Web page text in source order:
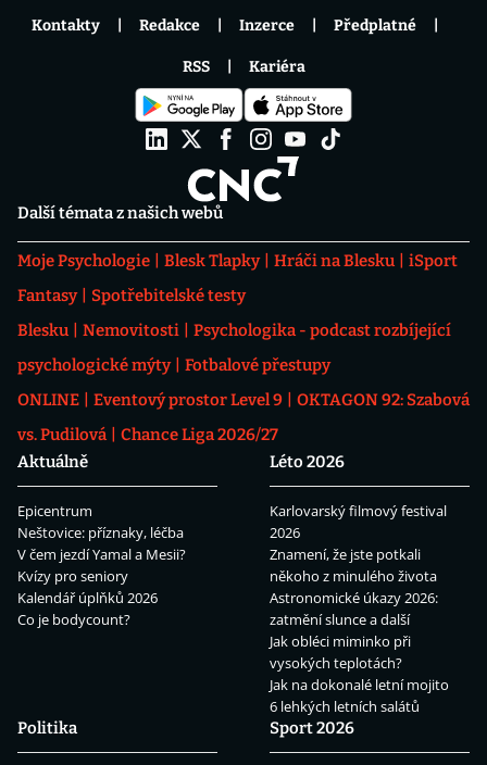
Další témata z našich webů
Moje Psychologie Blesk Tlapky Hráči na Blesku
iSport
Fantasy
Spotřebitelské testy
Blesku
Nemovitosti
Psychologika - podcast rozbíjející
psychologické mýty
Fotbalové přestupy
ONLINE
Eventový prostor Level 9
OKTAGON 92: Szabová
vs. Pudilová
Chance Liga 2026/27
Aktuálně
Epicentrum
Neštovice: příznaky, léčba
V čem jezdí Yamal a Mesii?
Kvízy pro seniory
Kalendář úplňků 2026
Co je bodycount?
Léto 2026
Karlovarský filmový festival
2026
Znamení, že jste potkali
někoho z minulého života
Astronomické úkazy 2026:
zatmění slunce a další
Jak obléci miminko při
vysokých teplotách?
Jak na dokonalé letní mojito
6 lehkých letních salátů
Politika
Sport 2026
Kontakty Redakce Inzerce Předplatné
RSS Kariéra